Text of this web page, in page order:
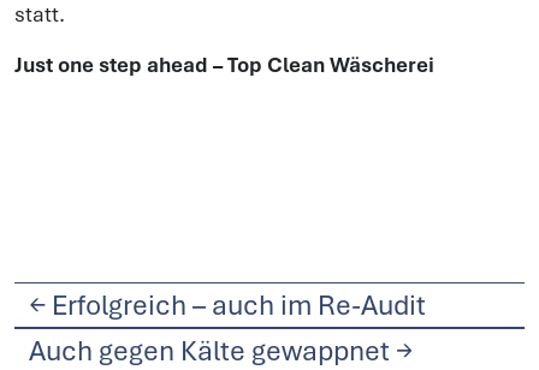
statt.
Just one step ahead – Top Clean Wäscherei
← Erfolgreich – auch im Re-Audit
Auch gegen Kälte gewappnet →